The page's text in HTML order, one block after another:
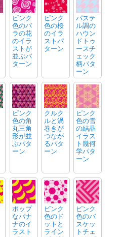
ピンク
色のバ
ラの花
のイラ
ストが
並ぶパ
ターン
ピンク
色の桜
のイラ
ストパ
ターン
パステ
ル調の
ハウン
ドトゥ
ースチ
ェック
柄パタ
ーン
ピンク
色の角
丸三角
形が並
ぶパタ
ーン
クルク
ルと渦
巻きが
つなが
るパタ
ーン
ピンク
色の雪
の結晶
イラス
ト幾何
学パタ
ーン
ポップ
なバナ
ナのイ
ラスト
ピンク
色のド
ットと
ライン
ピンク
色のバ
スケッ
トチェ